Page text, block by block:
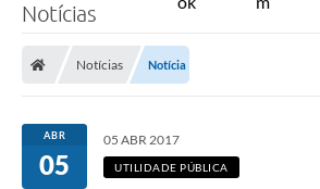
Transparência
Editais
Notícias
Notícias Notícia
ABR
05
05 ABR 2017
UTILIDADE PÚBLICA